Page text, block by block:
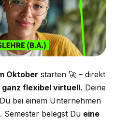
Oktober starten 🚀 – direkt
ganz flexibel virtuell. Deine
bei einem Unternehmen
Semester belegst Du eine